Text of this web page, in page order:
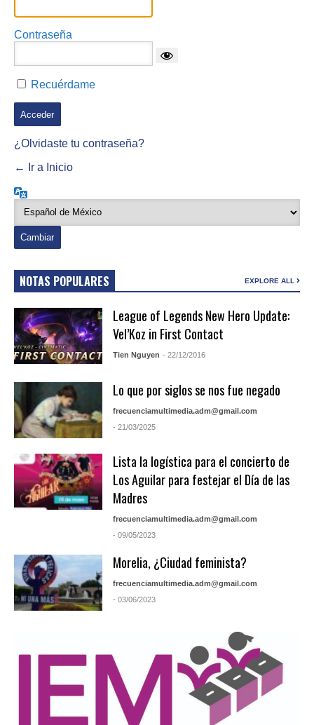
Contraseña
Recuérdame
¿Olvidaste tu contraseña?
← Ir a Inicio
NOTAS POPULARES EXPLORE ALL
League of Legends New Hero Update:
Vel’Koz in First Contact
Tien Nguyen - 22/12/2016
Lo que por siglos se nos fue negado
frecuenciamultimedia.adm@gmail.com
- 21/03/2025
Lista la logística para el concierto de
Los Aguilar para festejar el Día de las
Madres
frecuenciamultimedia.adm@gmail.com
- 09/05/2023
Morelia, ¿Ciudad feminista?
frecuenciamultimedia.adm@gmail.com
- 03/06/2023